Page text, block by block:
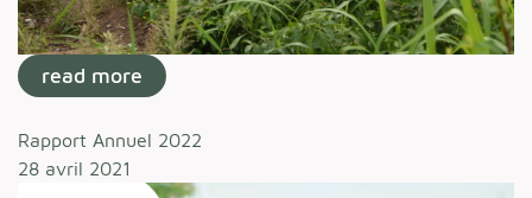
read more
Rapport Annuel 2022
28 avril 2021